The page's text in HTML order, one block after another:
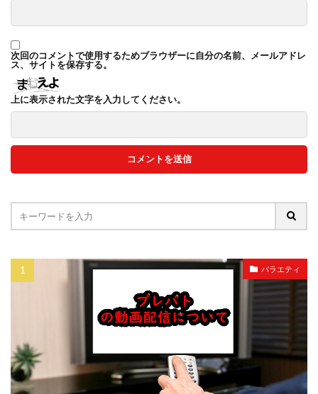
次回のコメントで使用するためブラウザーに自分の名前、メールアドレ
ス、サイトを保存する。
上に表示された文字を入力してください。
バラエティ